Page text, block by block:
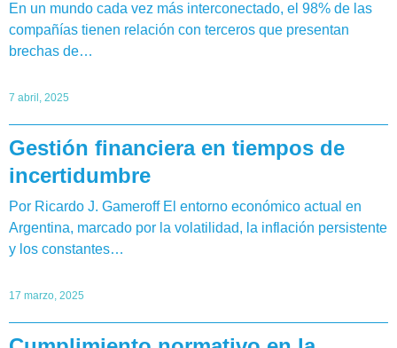
En un mundo cada vez más interconectado, el 98% de las
compañías tienen relación con terceros que presentan
brechas de…
7 abril, 2025
Gestión financiera en tiempos de
incertidumbre
Por Ricardo J. Gameroff El entorno económico actual en
Argentina, marcado por la volatilidad, la inflación persistente
y los constantes…
17 marzo, 2025